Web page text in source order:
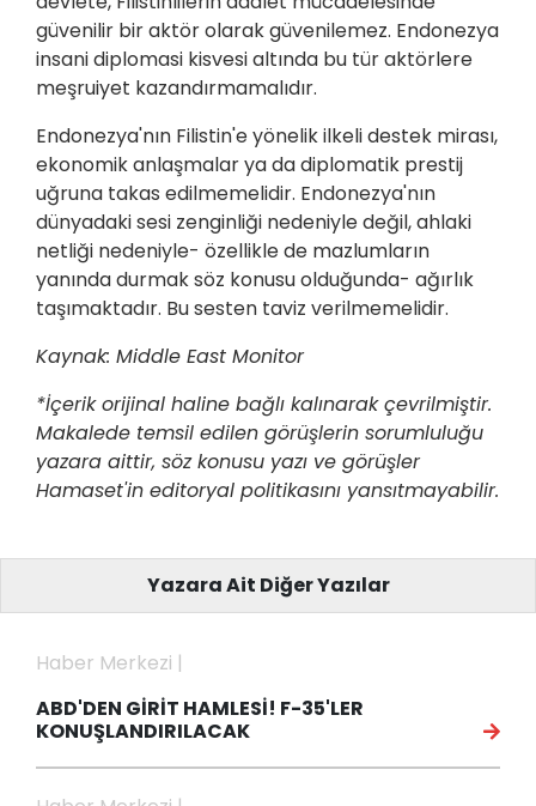
güvenilir bir aktör olarak güvenilemez. Endonezya
insani diplomasi kisvesi altında bu tür aktörlere
meşruiyet kazandırmamalıdır.
Endonezya'nın Filistin'e yönelik ilkeli destek mirası,
ekonomik anlaşmalar ya da diplomatik prestij
uğruna takas edilmemelidir. Endonezya'nın
dünyadaki sesi zenginliği nedeniyle değil, ahlaki
netliği nedeniyle- özellikle de mazlumların
yanında durmak söz konusu olduğunda- ağırlık
taşımaktadır. Bu sesten taviz verilmemelidir.
Kaynak: Middle East Monitor
*İçerik orijinal haline bağlı kalınarak çevrilmiştir.
Makalede temsil edilen görüşlerin sorumluluğu
yazara aittir, söz konusu yazı ve görüşler
Hamaset'in editoryal politikasını yansıtmayabilir.
Yazara Ait Diğer Yazılar
Haber Merkezi |
ABD'DEN GİRİT HAMLESİ! F-35'LER
KONUŞLANDIRILACAK